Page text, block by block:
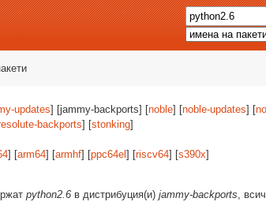
updates] [jammy-backports] [noble] [noble-updates] [
backports] [stonking]
] [arm64] [armhf] [ppc64el ] [riscv64] [s390x]
python2.6 в дистрибуция(и) jammy-backports,